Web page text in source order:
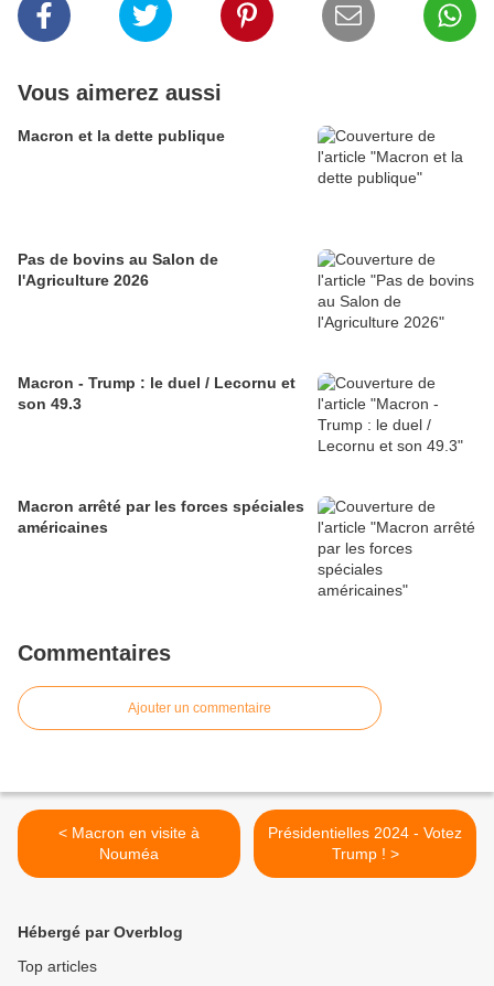
Vous aimerez aussi
Macron et la dette publique
Pas de bovins au Salon de
l'Agriculture 2026
Macron - Trump : le duel / Lecornu et
son 49.3
Macron arrêté par les forces spéciales
américaines
Commentaires
Ajouter un commentaire
< Macron en visite à
Nouméa
Présidentielles 2024 - Votez
Trump ! >
Hébergé par Overblog
Top articles